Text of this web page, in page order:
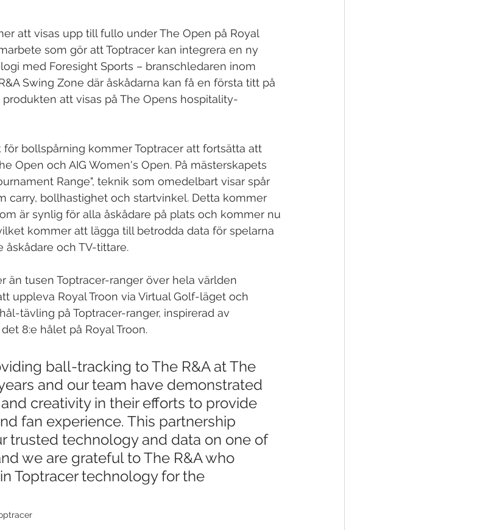
att visas upp till fullo under The Open på Royal
som gör att Toptracer kan integrera en ny
med Foresight Sports – branschledaren inom
Swing Zone där åskådarna kan få en första titt på
att visas på The Opens hospitality-
bollspårning kommer Toptracer att fortsätta att
Open och AIG Women's Open. På mästerskapets
Range", teknik som omedelbart visar spår
carry, bollhastighet och startvinkel. Detta kommer
är synlig för alla åskådare på plats och kommer nu
kommer att lägga till betrodda data för spelarna
och TV-tittare.
än tusen Toptracer-ranger över hela världen
uppleva Royal Troon via Virtual Golf-läget och
tävling på Toptracer-ranger, inspirerad av
8:e hålet på Royal Troon.
ball-tracking to The R&A at The
and our team have demonstrated
creativity in their efforts to provide
fan experience. This partnership
trusted technology and data on one of
we are grateful to The R&A who
Toptracer technology for the